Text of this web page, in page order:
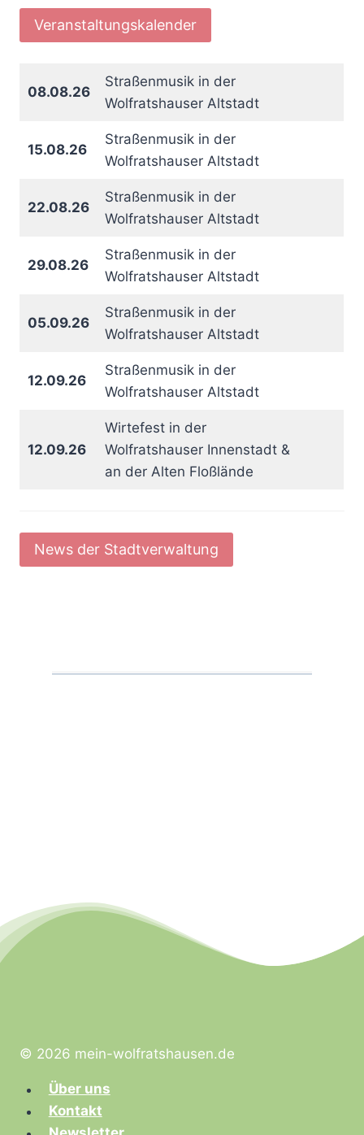
Veranstaltungskalender
08.08.26
Straßenmusik in der
Wolfratshauser Altstadt
15.08.26
Straßenmusik in der
Wolfratshauser Altstadt
22.08.26
Straßenmusik in der
Wolfratshauser Altstadt
29.08.26
Straßenmusik in der
Wolfratshauser Altstadt
05.09.26
Straßenmusik in der
Wolfratshauser Altstadt
12.09.26
Straßenmusik in der
Wolfratshauser Altstadt
12.09.26
Wirtefest in der
Wolfratshauser Innenstadt &
an der Alten Floßlände
News der Stadtverwaltung
© 2026 mein-wolfratshausen.de
Über uns
Kontakt